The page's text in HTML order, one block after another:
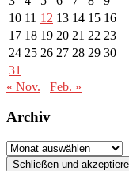
10 11 12 13 14 15 16
17 18 19 20 21 22 23
24 25 26 27 28 29 30
31
« Nov.
Feb. »
Archiv
Archiv